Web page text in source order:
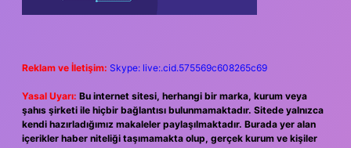
Reklam ve İletişim: Skype: live:.cid.575569c608265c69
Yasal Uyarı: Bu internet sitesi, herhangi bir marka, kurum veya
şahıs şirketi ile hiçbir bağlantısı bulunmamaktadır. Sitede yalnızca
kendi hazırladığımız makaleler paylaşılmaktadır. Burada yer alan
içerikler haber niteliği taşımamakta olup, gerçek kurum ve kişiler